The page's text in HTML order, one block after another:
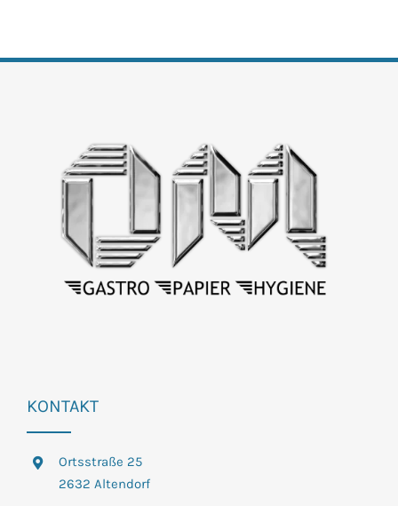
KONTAKT
Ortsstraße 25
2632 Altendorf